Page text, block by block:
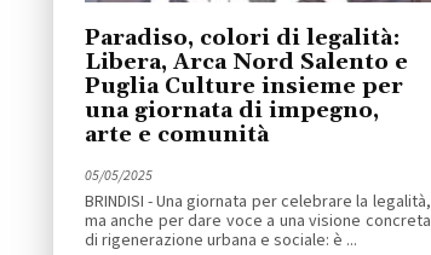
Paradiso, colori di legalità:
Libera, Arca Nord Salento e
Puglia Culture insieme per
una giornata di impegno,
arte e comunità
05/05/2025
BRINDISI - Una giornata per celebrare la legalità,
ma anche per dare voce a una visione concreta
di rigenerazione urbana e sociale: è ...